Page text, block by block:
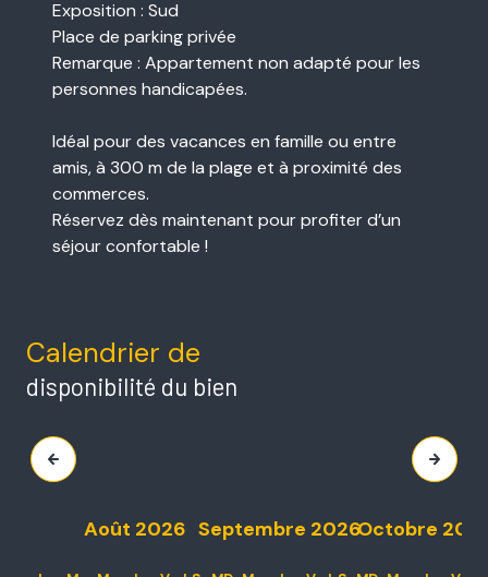
Exposition : Sud
Place de parking privée
Remarque : Appartement non adapté pour les
personnes handicapées.
Idéal pour des vacances en famille ou entre
amis, à 300 m de la plage et à proximité des
commerces.
Réservez dès maintenant pour profiter d’un
séjour confortable !
Calendrier de
disponibilité du bien
Août 2026 Septembre 2026Octobre